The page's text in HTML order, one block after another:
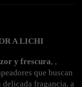
A LICHI
y frescura
que buscan
delicada fragancia, a